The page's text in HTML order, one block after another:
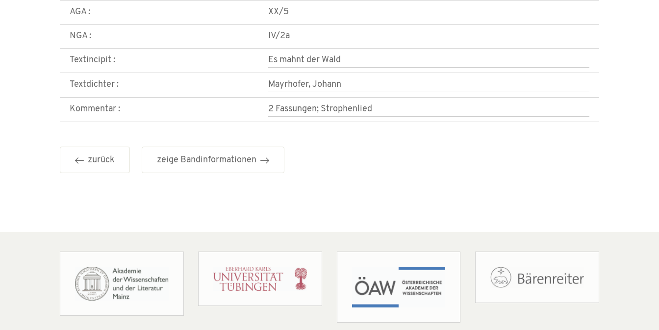
AGA : XX/5
NGA : IV/2a
Textincipit : Es mahnt der Wald
Textdichter : Mayrhofer, Johann
Kommentar : 2 Fassungen; Strophenlied
zurück zeige Bandinformationen